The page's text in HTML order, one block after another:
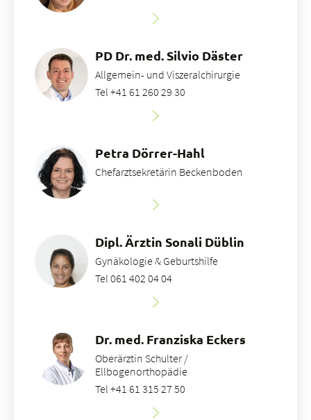
PD Dr. med. Silvio Däster
Allgemein- und Viszeralchirurgie
Tel +41 61 260 29 30
Petra Dörrer-Hahl
Chefarztsekretärin Beckenboden
Dipl. Ärztin Sonali Düblin
Gynäkologie & Geburtshilfe
Tel 061 402 04 04
Dr. med. Franziska Eckers
Oberärztin Schulter /
Ellbogenorthopädie
Tel +41 61 315 27 50